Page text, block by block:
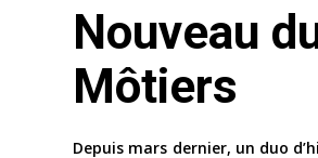
Nouveau duo à la tête du Musée Rousseau de
Môtiers
Depuis mars dernier, un duo